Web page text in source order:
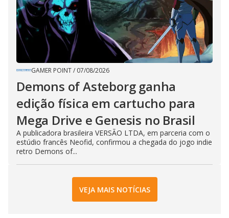
GAMER POINT/ 07/08/2026
Demons of Asteborg ganha
edição física em cartucho para
Mega Drive e Genesis no Brasil
A publicadora brasileira VERSÃO LTDA, em parceria com o
estúdio francês Neofid, confirmou a chegada do jogo indie
retro Demons of...
VEJA MAIS NOTÍCIAS